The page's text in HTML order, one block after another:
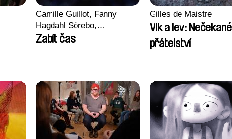
Camille Guillot, Fanny
Hagdahl Sörebo,
Aleksandra Krechman,
Zabít čas
Gilles de Maistre
Vlk a lev: Nečekané
přátelství